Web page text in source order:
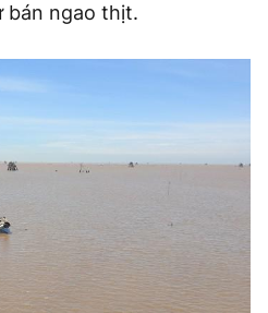
bán ngao thịt.